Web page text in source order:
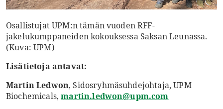
Osallistujat UPM:n tämän vuoden RFF-
jakelukumppaneiden kokouksessa Saksan Leunassa.
(Kuva: UPM)
Lisätietoja antavat:
Martin Ledwon, Sidosryhmäsuhdejohtaja, UPM
Biochemicals,martin.ledwon@upm.com